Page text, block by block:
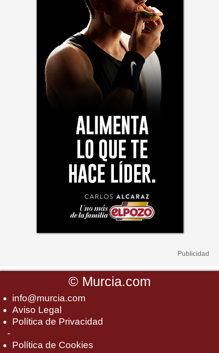
© Murcia.com
info@murcia.com
Aviso Legal
Política de Privacidad
-
Política de Cookies